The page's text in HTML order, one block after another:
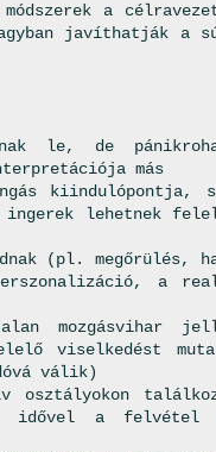
a
javíthatják a
le, de
más
kiindulópontja, s
lehetnek
(pl. megőrülés,
a
mozgásvihar
viselkedést
válik)
osztályokon
idővel a felvétel